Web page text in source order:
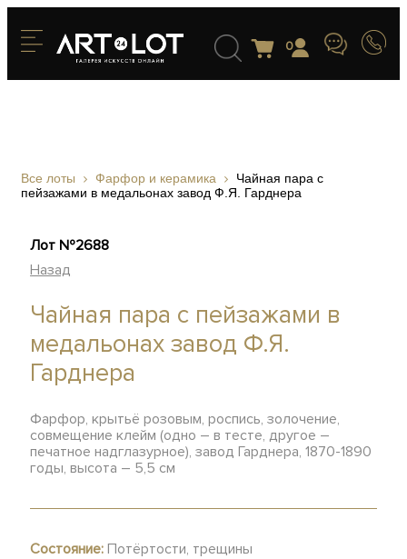
0
Все лоты Фарфор и керамика
Чайная пара с
пейзажами в медальонах завод Ф.Я. Гарднера
Лот №2688
Назад
Чайная пара с пейзажами в
медальонах завод Ф.Я.
Гарднера
Фарфор, крытьё розовым, роспись, золочение,
совмещение клейм (одно – в тесте, другое –
печатное надглазурное), завод Гарднера, 1870-1890
годы, высота – 5,5 см
Состояние: Потёртости, трещины